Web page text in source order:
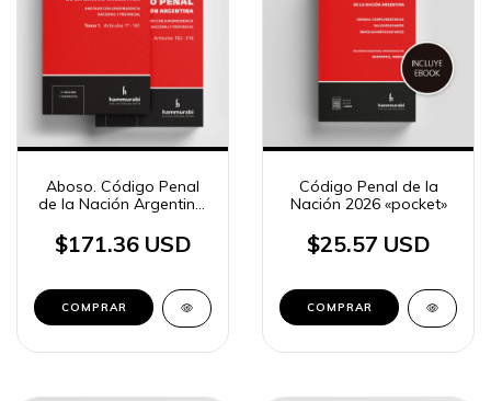
Aboso. Código Penal
de la Nación Argentina.
jurisprudencia 2 tomos
$171.36 USD
COMPRAR
Código Penal de la
Nación 2026 «pocket»
$25.57 USD
COMPRAR